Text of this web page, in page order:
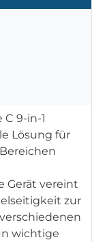
C 9-in-1
Lösung für
Gerät vereint
zur
wichtige